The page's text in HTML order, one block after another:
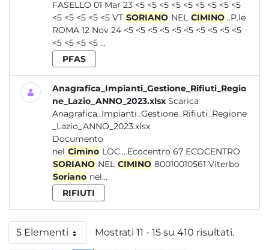
FASELLO 01 Mar 23 <5 <5 <5 <5 <5 <5 <5 <5 <5
<5 <5 <5 <5 <5 VT SORIANO NEL CIMINO...P.le
ROMA 12 Nov 24 <5 <5 <5 <5 <5 <5 <5 <5 <5 <5
<5 <5 <5 <5 ...
PFAS
Anagrafica_Impianti_Gestione_Rifiuti_Regio
ne_Lazio_ANNO_2023.xlsx Scarica
Anagrafica_Impianti_Gestione_Rifiuti_Regione
_Lazio_ANNO_2023.xlsx
Documento
nel Cimino
LOC....Ecocentro 67 ECOCENTRO
SORIANO NEL CIMINO 80010010561 Viterbo
Soriano nel...
RIFIUTI
5 ElementiPer paginaMostrati 11 - 15 su 410 risultati.